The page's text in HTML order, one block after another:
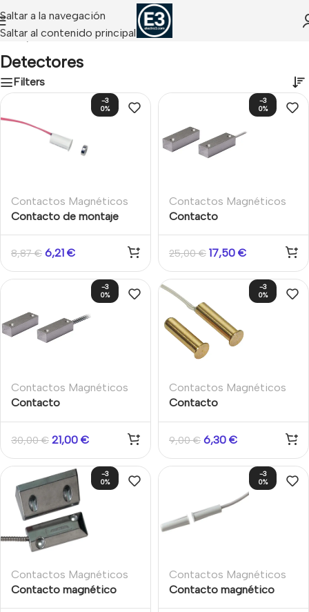
Saltar a la navegación
Saltar al contenido principal
Inicio/ Detectores
Detectores
Filters
-3
0%
Contactos Magnéticos
Contacto de montaje
empotrado a presión
«Stubby» con imán «Mini-
Max», blanco
8,87€ 6,21 €
-3
0%
Contactos Magnéticos
Contacto
electromagnético
aluminio Cableado
superficie puertas
metálicas
25,00€ 17,50 €
-3
0%
Contactos Magnéticos
Contacto
cableado aluminio cable
protegido cero Montaje
superficie puertas
metálicas
30,00€ 21,00 €
-3
0%
Contactos Magnéticos
Contacto
latón 7,5 mm cableado
para montaje empotrado
grado 2
9,00€ 6,30 €
-3
0%
Contactos Magnéticos
Contacto magnético
-3
0%
Contactos Magnéticos
Contacto magnético